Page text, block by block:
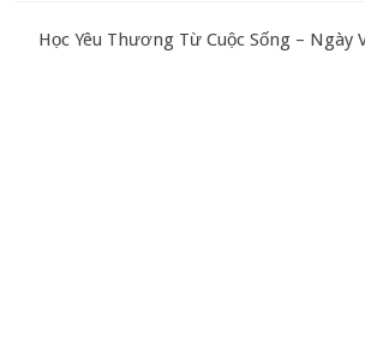
Học Yêu Thương Từ Cuộc Sống – Ngày